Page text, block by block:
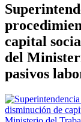
capital
del
pasivos